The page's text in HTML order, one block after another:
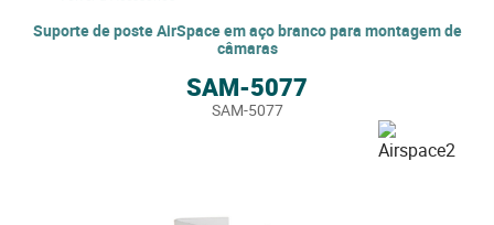
Suporte de poste AirSpace em aço branco para montagem de
câmaras
SAM-5077
SAM-5077